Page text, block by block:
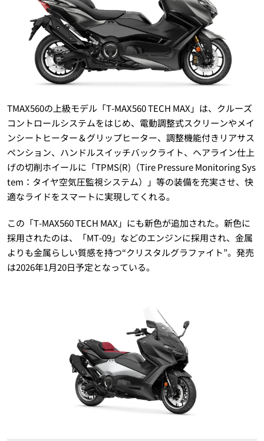
TMAX560の上級モデル「T-MAX560 TECH MAX」は、クルーズ
コントロールシステムをはじめ、電動調整式スクリーンやメイ
ンシートヒーター＆グリップヒーター、調整機能付きリアサス
ペンション、ハンドルスイッチバックライト、ヘアライン仕上
げの切削ホイールに「TPMS(R)（Tire Pressure Monitoring Sys
tem：タイヤ空気圧監視システム）」等の装備を充実させ、快
適なライドをスマートに実現してくれる。
この「T-MAX560 TECH MAX」にも新色が追加された。新色に
採用されたのは、「MT-09」などのエンジンに採用され、金属
よりも金属らしい質感を持つ“クリスタルグラファイト”。発売
は2026年1月20日予定となっている。